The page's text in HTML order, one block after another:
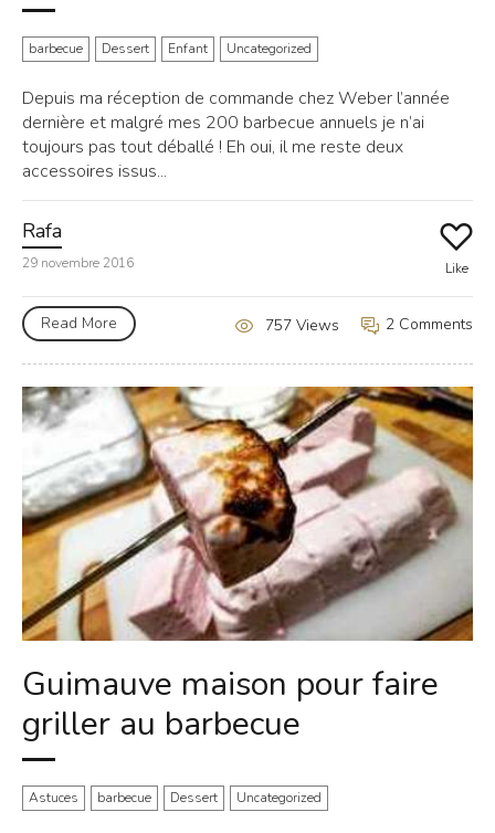
barbecue Dessert Enfant Uncategorized
Depuis ma réception de commande chez Weber l’année
dernière et malgré mes 200 barbecue annuels je n’ai
toujours pas tout déballé ! Eh oui, il me reste deux
accessoires issus...
Rafa
29 novembre 2016 Like
Read More 2 Comments
757 Views
Guimauve maison pour faire
griller au barbecue
Astuces barbecue Dessert Uncategorized